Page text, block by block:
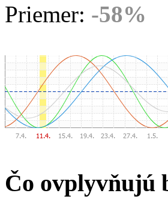
Priemer: -58%
Čo ovplyvňujú